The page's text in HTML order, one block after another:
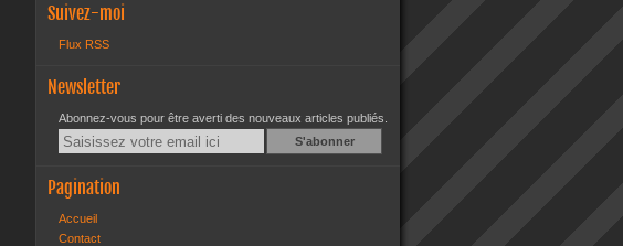
Suivez-moi
Flux RSS
Newsletter
Abonnez-vous pour être averti des nouveaux articles publiés.
Email
Pagination
Accueil
Contact